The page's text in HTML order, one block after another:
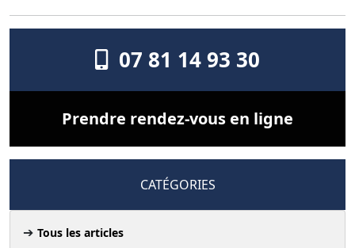
07 81 14 93 30
Prendre rendez-vous en ligne
CATÉGORIES
Tous les articles